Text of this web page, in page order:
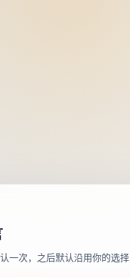
一次，之后默认沿用你的选择